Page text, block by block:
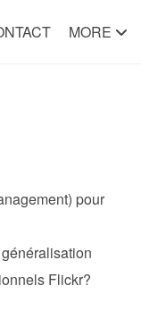
MORE
pour
Flickr?